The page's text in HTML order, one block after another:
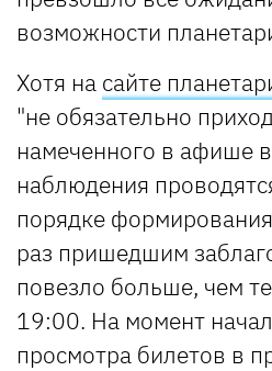
возможности
Хотя на сайте
"не обязательно
намеченного в афише
наблюдения
порядке
раз пришедшим
повезло больше, чем
19:00. На момент
просмотра билетов в